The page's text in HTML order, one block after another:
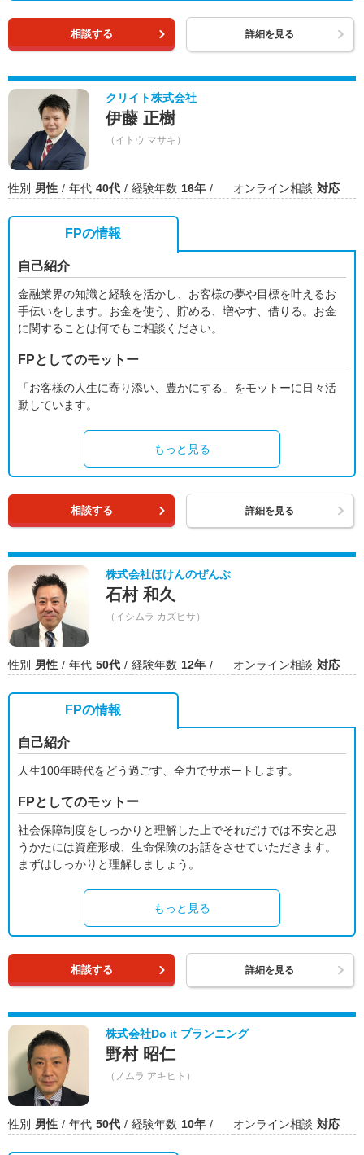
相談する 詳細を見る
クリイト株式会社
伊藤 正樹
（イトウ マサキ）
性別 男性 年代 40代 経験年数 16年 オンライン相談 対応
FPの情報
自己紹介
金融業界の知識と経験を活かし、お客様の夢や目標を叶えるお
手伝いをします。お金を使う、貯める、増やす、借りる。お金
に関することは何でもご相談ください。
FPとしてのモットー
「お客様の人生に寄り添い、豊かにする」をモットーに日々活
動しています。
もっと見る
相談する 詳細を見る
株式会社ほけんのぜんぶ
石村 和久
（イシムラ カズヒサ）
性別 男性 年代 50代 経験年数 12年 オンライン相談 対応
FPの情報
自己紹介
人生100年時代をどう過ごす、全力でサポートします。
FPとしてのモットー
社会保障制度をしっかりと理解した上でそれだけでは不安と思
うかたには資産形成、生命保険のお話をさせていただきます。
まずはしっかりと理解しましょう。
もっと見る
相談する 詳細を見る
株式会社Do it プランニング
野村 昭仁
（ノムラ アキヒト）
性別 男性 年代 50代 経験年数 10年 オンライン相談 対応